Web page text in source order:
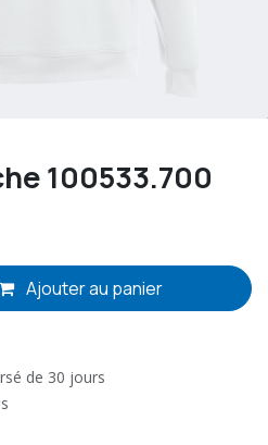
100533.700
Ajouter au panier
de 30 jours